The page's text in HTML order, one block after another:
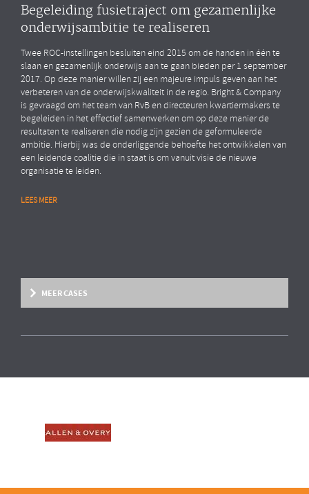
Begeleiding fusietraject om gezamenlijke
onderwijsambitie te realiseren
Twee ROC-instellingen besluiten eind 2015 om de handen in één te
slaan en gezamenlijk onderwijs aan te gaan bieden per 1 september
2017. Op deze manier willen zij een majeure impuls geven aan het
verbeteren van de onderwijskwaliteit in de regio. Bright & Company
is gevraagd om het team van RvB en directeuren kwartiermakers te
begeleiden in het effectief samenwerken om op deze manier de
resultaten te realiseren die nodig zijn gezien de geformuleerde
ambitie. Hierbij was de onderliggende behoefte het ontwikkelen van
een leidende coalitie die in staat is om vanuit visie de nieuwe
organisatie te leiden.
LEES MEER
Overige marktsegmenten
People Analytics
MEER CASES